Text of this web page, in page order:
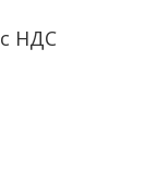
с НДС